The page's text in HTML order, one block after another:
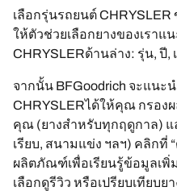
เลือกรุ่นรถยนต์
ให้ตัวช่วยเลือกยางของเราแ
CHRYSLERด้านล่าง: รุ่น, ปี,
จากนั้น BFGoodrich จะแนะ
CHRYSLERได้ให้คุณ กรอง
คุณ (ยางสำหรับทุกฤดูกาล)
เรียบ, สนามแข่ง ฯลฯ) คลิกที่
ผลิตภัณฑ์เพื่อเรียนรู้ข้อมูลเพิ่
เลือกดูรีวิว หรือเปรียบเทียบย